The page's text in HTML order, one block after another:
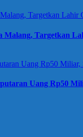
Targetkan
Uang Rp50